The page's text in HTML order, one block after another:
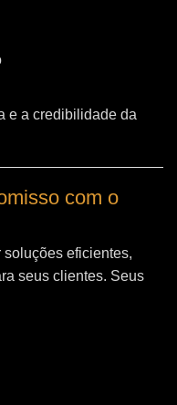
e a credibilidade da
com o
soluções eficientes,
seus clientes. Seus